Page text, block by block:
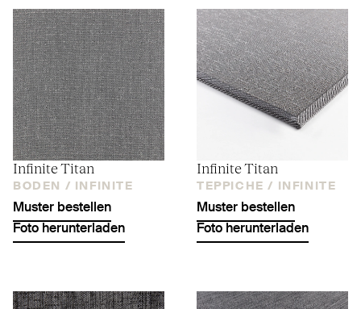
Infinite Titan
BODEN / INFINITE
Muster bestellen
Foto herunterladen
Infinite Titan
TEPPICHE / INFINITE
Muster bestellen
Foto herunterladen